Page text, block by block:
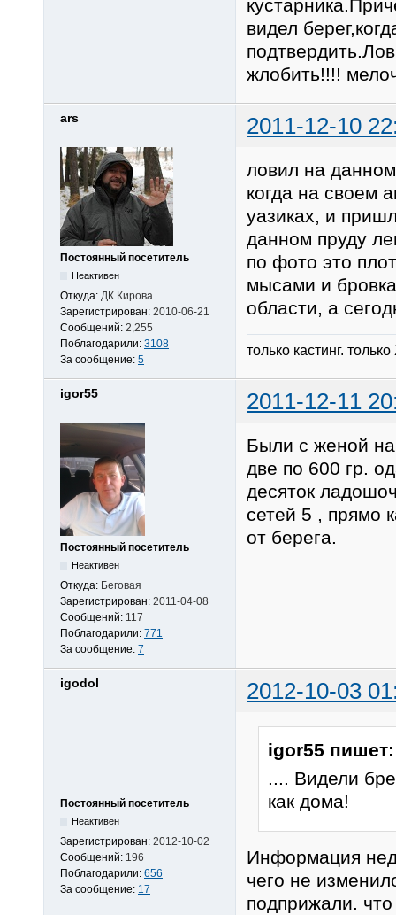
видел
жлобить!!!!
ars 2011-12-10
Постоянный посетитель
Неактивен
Откуда: ДК Кирова
Зарегистрирован: 2010-06-21
Сообщений: 2,255
Поблагодарили: 3108
За сообщение: 5
ловил на
когда на своем
уазиках, и
данном пруду
по фото это
мысами и
области, а
только кастинг.
igor55 2011-12-11
Постоянный посетитель
Неактивен
Откуда: Беговая
Зарегистрирован: 2011-04-08
Сообщений: 117
Поблагодарили: 771
За сообщение: 7
Были с женой
две по 600 гр.
десяток
сетей 5 , прямо
от берега.
igodol 2012-10-03
Постоянный посетитель
Неактивен
Зарегистрирован: 2012-10-02
Сообщений: 196
Поблагодарили: 656
За сообщение: 17
igor55 пишет:
.... Видели
как дома!
Информация
чего не
подприжали.